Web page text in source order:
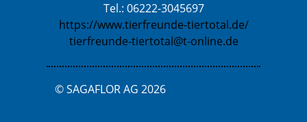
Tel.: 06222-3045697
https://www.tierfreunde-tiertotal.de/
tierfreunde-tiertotal@t-online.de
© SAGAFLOR AG 2026